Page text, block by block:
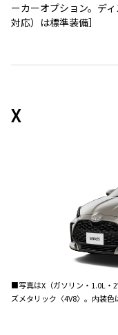
ーカーオプション。デ
対応）は標準装備］
X
■写真はX（ガソリン・1.0L・
ズメタリック〈4V8〉。内装色